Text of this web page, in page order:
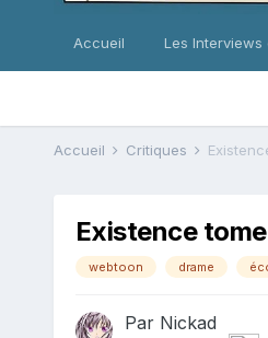
Accueil Les Interviews
Accueil Critiques
Existence tome
webtoon drame
Par Nickad